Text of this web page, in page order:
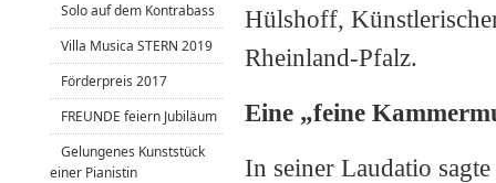
Hülshoff,
Rheinland-Pfalz.
Eine „feine
In seiner Laudatio
Solo auf dem Kontrabass
Villa Musica STERN 2019
Förderpreis 2017
FREUNDE feiern Jubiläum
Gelungenes Kunststück
einer Pianistin